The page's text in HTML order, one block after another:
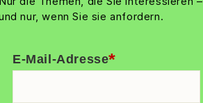
nur, wenn Sie sie anfordern.
*
E-Mail-Adresse